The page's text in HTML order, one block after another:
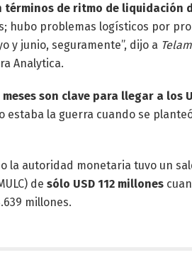
términos de ritmo de liquidación
hubo problemas logísticos por
y junio, seguramente”, dijo a Telam
Analytica.
son clave para llegar a los
estaba la guerra cuando se
la autoridad monetaria tuvo un
de sólo USD 112 millones
millones.